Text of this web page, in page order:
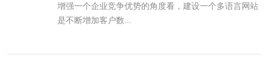
增强一个企业竞争优势的角度看，建设一个多语言网站
是不断增加客户数...